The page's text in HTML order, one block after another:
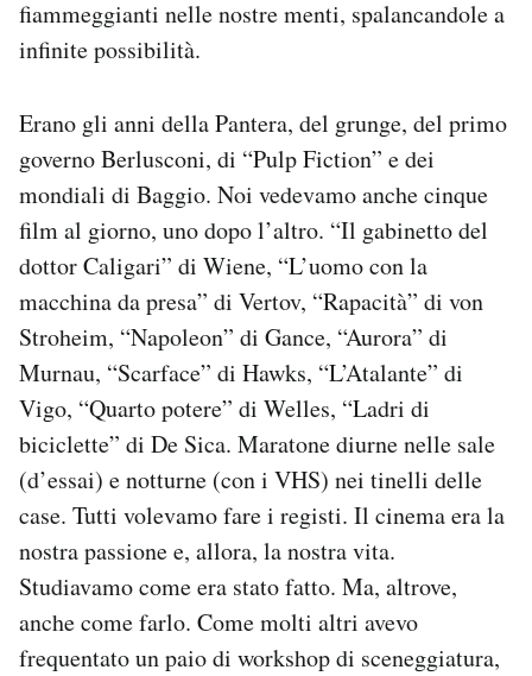
fiammeggianti nelle nostre menti, spalancandole a
infinite possibilità.
Erano gli anni della Pantera, del grunge, del primo
governo Berlusconi, di “Pulp Fiction” e dei
mondiali di Baggio. Noi vedevamo anche cinque
film al giorno, uno dopo l’altro. “Il gabinetto del
dottor Caligari” di Wiene, “L’uomo con la
macchina da presa” di Vertov, “Rapacità” di von
Stroheim, “Napoleon” di Gance, “Aurora” di
Murnau, “Scarface” di Hawks, “L’Atalante” di
Vigo, “Quarto potere” di Welles, “Ladri di
biciclette” di De Sica. Maratone diurne nelle sale
(d’essai) e notturne (con i VHS) nei tinelli delle
case. Tutti volevamo fare i registi. Il cinema era la
nostra passione e, allora, la nostra vita.
Studiavamo come era stato fatto. Ma, altrove,
anche come farlo. Come molti altri avevo
frequentato un paio di workshop di sceneggiatura,